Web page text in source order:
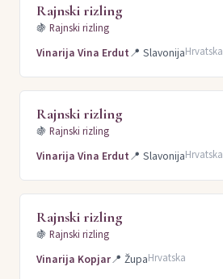
Rajnski rizling
🍇 Rajnski rizling
Vinarija Vina Erdut📍 SlavonijaHrvatska
Rajnski rizling
🍇 Rajnski rizling
Vinarija Vina Erdut📍 SlavonijaHrvatska
Rajnski rizling
🍇 Rajnski rizling
Vinarija Kopjar📍 ŽupaHrvatska